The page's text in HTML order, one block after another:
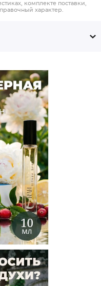
комплекте поставки,
характер.